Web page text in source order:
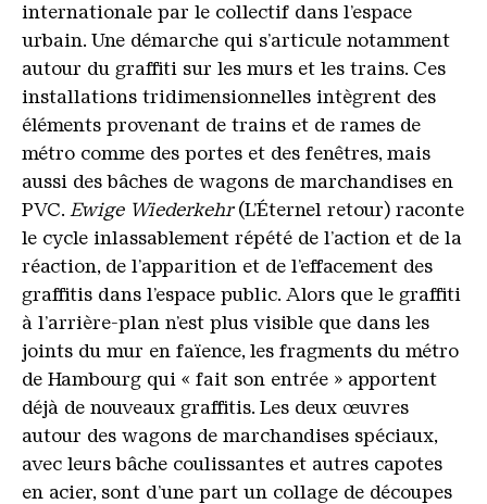
internationale par le collectif dans l’espace
urbain. Une démarche qui s’articule notamment
autour du graffiti sur les murs et les trains. Ces
installations tridimensionnelles intègrent des
éléments provenant de trains et de rames de
métro comme des portes et des fenêtres, mais
aussi des bâches de wagons de marchandises en
PVC. Ewige Wiederkehr(L’Éternel retour) raconte
le cycle inlassablement répété de l’action et de la
réaction, de l’apparition et de l’effacement des
graffitis dans l’espace public. Alors que le graffiti
à l’arrière-plan n’est plus visible que dans les
joints du mur en faïence, les fragments du métro
de Hambourg qui « fait son entrée » apportent
déjà de nouveaux graffitis. Les deux œuvres
autour des wagons de marchandises spéciaux,
avec leurs bâche coulissantes et autres capotes
en acier, sont d’une part un collage de découpes